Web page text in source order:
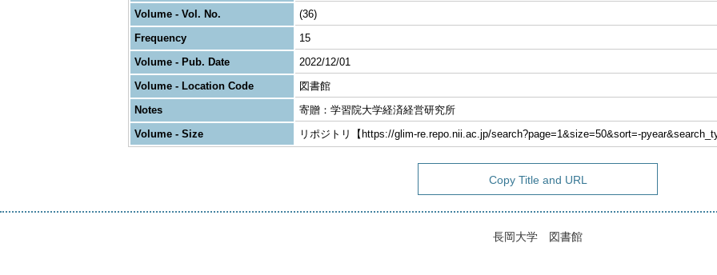
Volume - Vol. No.
(36)
Frequency
15
Volume - Pub. Date
2022/12/01
Volume - Location Code
図書館
Notes
寄贈：学習院大学経済経営研究所
Volume - Size
リポジトリ【https://glim-re.repo.nii.ac.jp/search?page=1&size=50&sort=-
Copy Title and URL
長岡大学 図書館